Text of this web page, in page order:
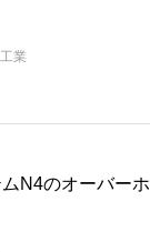
業
N4のオーバーホ